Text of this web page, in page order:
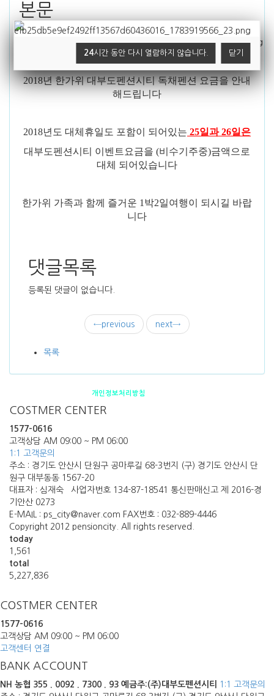
24시간 동안 다시 열람하지 않습니다. 닫기
본문
2018년 한가위 대부도펜션시티 독채펜션 요금을 안내
해드립니다
2018년도 대체휴일도 포함이 되어있는 25일과 26일은
대부도펜션시티 이벤트요금을 (비수기주중)금액으로
대체 되어있습니다
한가위 가족과 함께 즐거운 1박2일여행이 되시길 바랍
니다
댓글목록
등록된 댓글이 없습니다.
←previous next→
목록
개인정보처리방침
COSTMER CENTER
1577-0616
고객상담 AM 09:00 ~ PM 06:00
1:1 고객문의
주소 : 경기도 안산시 단원구 공마루길 68-3번지 (구) 경기도 안산시 단
원구 대부동동 1567-20
대표자 : 심재숙 사업자번호 134-87-18541 통신판매신고 제 2016-경
기안산 0273
E-MAIL : ps_city@naver.com FAX번호 : 032-889-4446
Copyright 2012 pensioncity. All rights reserved.
today
1,561
total
5,227,836
COSTMER CENTER
1577-0616
고객상담 AM 09:00 ~ PM 06:00
고객센터 연결
BANK ACCOUNT
NH 농협 355 . 0092 . 7300 . 93 예금주:(주)대부도펜션시티
1:1 고객문의